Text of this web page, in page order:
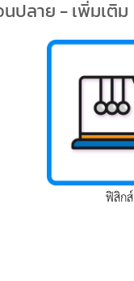
ปลาย - เพิ่มเติม
ฟิสิกส์